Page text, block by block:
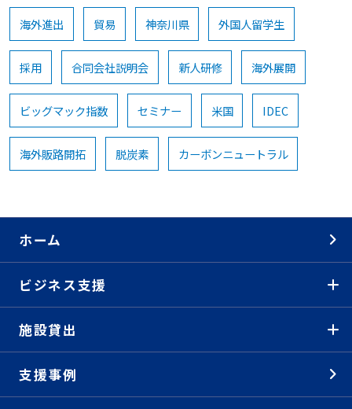
海外進出 貿易 神奈川県 外国人留学生
採用 合同会社説明会 新人研修 海外展開
ビッグマック指数 セミナー 米国 IDEC
海外販路開拓 脱炭素 カーボンニュートラル
ホーム
ビジネス支援
施設貸出
支援事例